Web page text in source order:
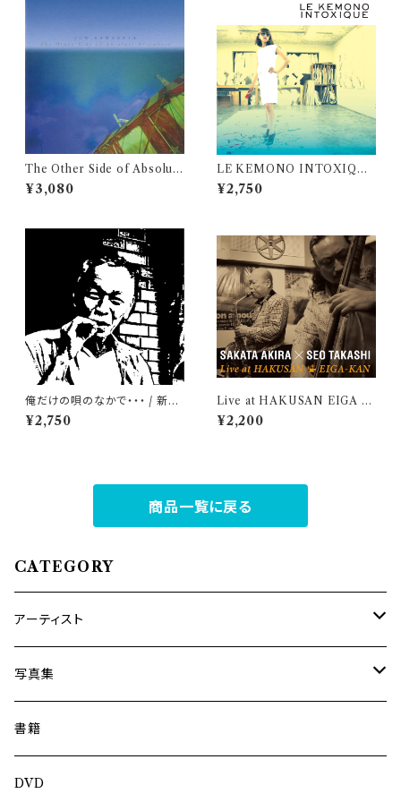
The Other Side of Absolute
Elsewhere / Jun Kawabata
¥3,080
LE KEMONO INTOXIQUE
/ けもの
¥2,750
俺だけの唄のなかで・・・ / 新井
武士
¥2,750
Live at HAKUSAN EIGA -
KAN
¥2,200
商品一覧に戻る
CATEGORY
アーティスト
内海利勝
南博
ASA-CHANG
写真集
Jun Kawabata
旅の記憶
書籍
DVD